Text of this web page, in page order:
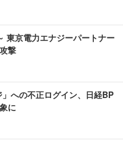
東京電力エナジーパートナー
撃
への不正ログイン、日経BP
に